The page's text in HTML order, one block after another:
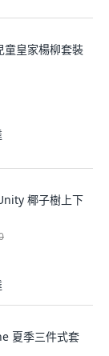
童皇家楊柳套裝
椰子樹上下
夏季三件式套